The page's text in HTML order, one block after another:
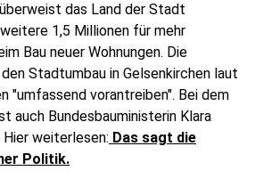
das Land der Stadt
1,5 Millionen für mehr
Bau neuer Wohnungen. Die
Stadtumbau in Gelsenkirchen laut
"umfassend vorantreiben". Bei dem
auch Bundesbauministerin Klara
weiterlesen: Das sagt die
Politik.